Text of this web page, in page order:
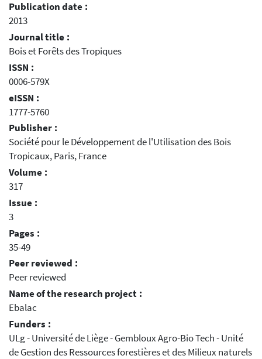
Publication date :
2013
Journal title :
Bois et Forêts des Tropiques
ISSN :
0006-579X
eISSN :
1777-5760
Publisher :
Société pour le Développement de l'Utilisation des Bois
Tropicaux, Paris, France
Volume :
317
Issue :
3
Pages :
35-49
Peer reviewed :
Peer reviewed
Name of the research project :
Ebalac
Funders :
ULg - Université de Liège - Gembloux Agro-Bio Tech - Unité
de Gestion des Ressources forestières et des Milieux naturels